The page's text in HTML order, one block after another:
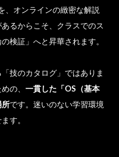
、オンラインの緻密な解説
るからこそ、クラスでのス
検証」へと昇華されます。
技のカタログ」ではありま
の、 一貫した「OS（基本
所です。迷いのない学習環境
す。